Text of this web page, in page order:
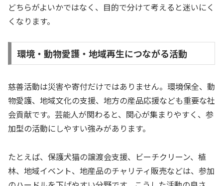
どちらがよいかではなく、目的で分けて考えると迷いにく
くなります。
環境・動物愛護・地域再生につながる活動
慈善活動は災害や寄付だけではありません。環境保全、動
物愛護、地域文化の支援、地方の産品応援なども重要な社
会貢献です。芸能人が関わると、関心が集まりやすく、参
加型の活動にしやすい強みがあります。
たとえば、保護犬猫の譲渡会支援、ビーチクリーン、植
林、地域イベント、地産品のチャリティ販売などは、参加